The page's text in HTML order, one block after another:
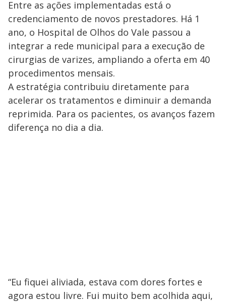
Entre as ações implementadas está o
credenciamento de novos prestadores. Há 1
ano, o Hospital de Olhos do Vale passou a
integrar a rede municipal para a execução de
cirurgias de varizes, ampliando a oferta em 40
procedimentos mensais.
A estratégia contribuiu diretamente para
acelerar os tratamentos e diminuir a demanda
reprimida. Para os pacientes, os avanços fazem
diferença no dia a dia.
“Eu fiquei aliviada, estava com dores fortes e
agora estou livre. Fui muito bem acolhida aqui,